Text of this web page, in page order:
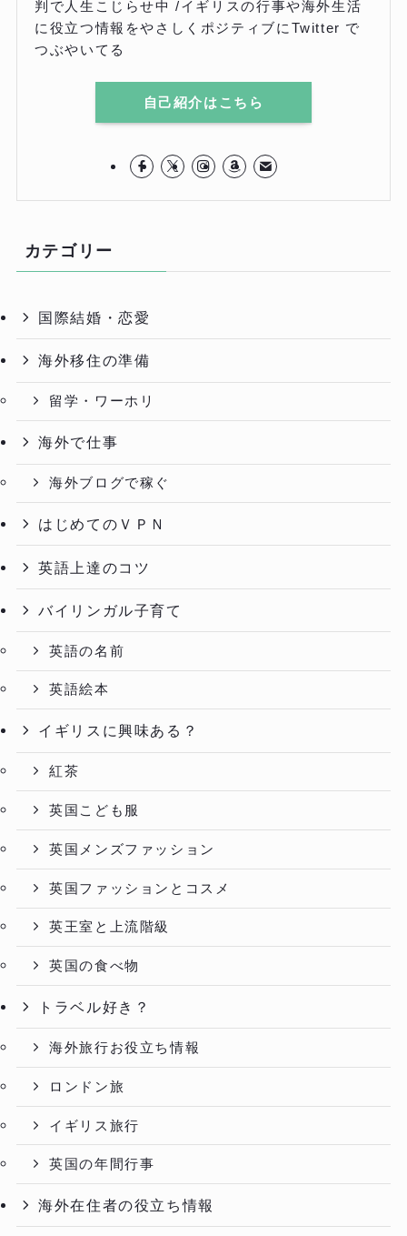
判で人生こじらせ中 /イギリスの行事や海外生活
に役立つ情報をやさしくポジティブにTwitter で
つぶやいてる
自己紹介はこちら
カテゴリー
国際結婚・恋愛
海外移住の準備
留学・ワーホリ
海外で仕事
海外ブログで稼ぐ
はじめてのＶＰＮ
英語上達のコツ
バイリンガル子育て
英語の名前
英語絵本
イギリスに興味ある？
紅茶
英国こども服
英国メンズファッション
英国ファッションとコスメ
英王室と上流階級
英国の食べ物
トラベル好き？
海外旅行お役立ち情報
ロンドン旅
イギリス旅行
英国の年間行事
海外在住者の役立ち情報